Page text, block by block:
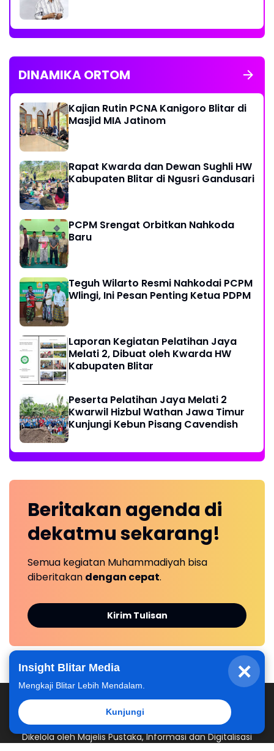
DINAMIKA ORTOM
Kajian Rutin PCNA Kanigoro Blitar di
Masjid MIA Jatinom
Rapat Kwarda dan Dewan Sughli HW
Kabupaten Blitar di Ngusri Gandusari
PCPM Srengat Orbitkan Nahkoda
Baru
Teguh Wilarto Resmi Nahkodai PCPM
Wlingi, Ini Pesan Penting Ketua PDPM
Laporan Kegiatan Pelatihan Jaya
Melati 2, Dibuat oleh Kwarda HW
Kabupaten Blitar
Peserta Pelatihan Jaya Melati 2
Kwarwil Hizbul Wathan Jawa Timur
Kunjungi Kebun Pisang Cavendish
×
Insight Blitar Media
Mengkaji Blitar Lebih Mendalam.
Kunjungi
Beritakan agenda di
dekatmusekarang!
Semua kegiatan Muhammadiyah bisa
diberitakan dengan cepat.
Kirim Tulisan
Dikelola oleh Majelis Pustaka, Informasi dan Digitalisasi